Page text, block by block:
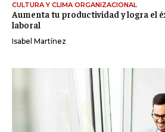
CULTURA Y CLIMA ORGANIZACIONAL
Aumenta tu productividad y logra el
laboral
Isabel Martínez